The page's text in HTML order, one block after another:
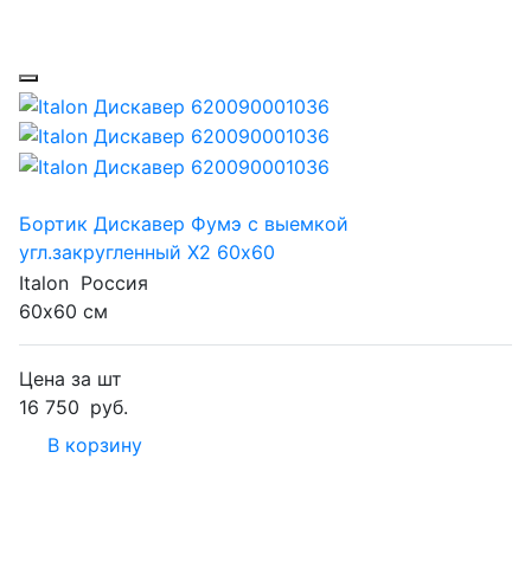
Бортик Дискавер Фумэ с выемкой
угл.закругленный Х2 60х60
Italon Россия
60х60 см
Цена за шт
16 750 руб.
В корзину